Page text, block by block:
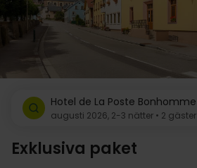
Hotel de La Poste Bonhomme
augusti 2026, 2-3 nätter • 2 gäster
Exklusiva paket